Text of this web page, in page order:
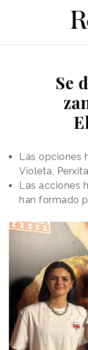
Se
Las opciones
Violeta,
Las acciones
han formado